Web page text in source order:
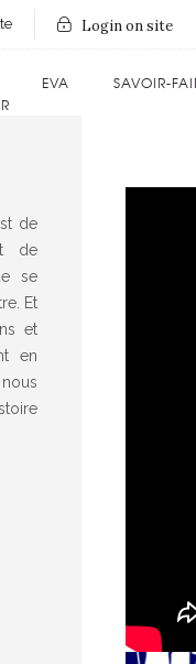
Login on site
EVA SAVOIR-
de
de
se
Et
et
en